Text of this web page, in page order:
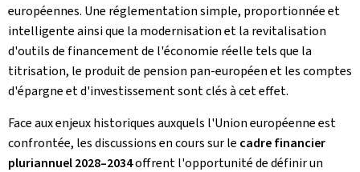
européennes. Une réglementation simple, proportionnée et
intelligente ainsi que la modernisation et la revitalisation
d'outils de financement de l'économie réelle tels que la
titrisation, le produit de pension pan-européen et les comptes
d'épargne et d'investissement sont clés à cet effet.
Face aux enjeux historiques auxquels l'Union européenne est
confrontée, les discussions en cours sur le cadre financier
pluriannuel 2028–2034offrent l'opportunité de définir un